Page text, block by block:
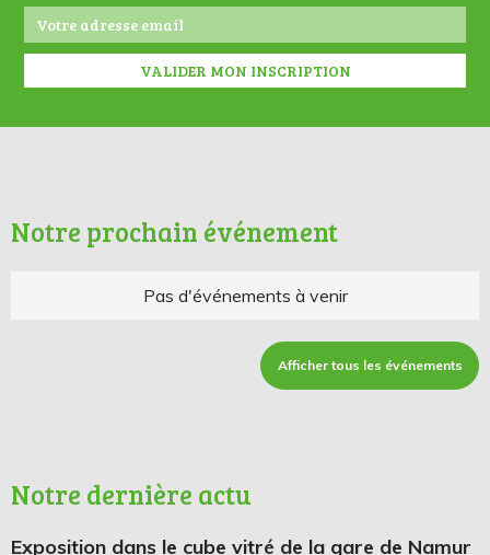
Notre prochain événement
Pas d'événements à venir
Afficher tous les événements
Notre dernière actu
Exposition dans le cube vitré de la gare de Namur